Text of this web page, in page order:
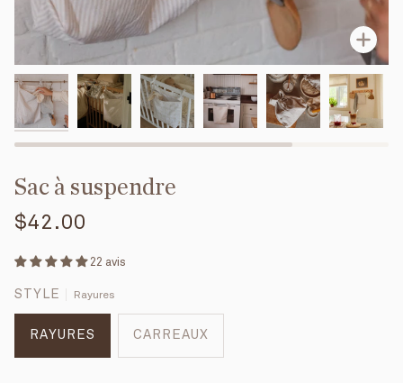
Sac à suspendre
$42.00
22 avis
STYLE Rayures
RAYURES CARREAUX